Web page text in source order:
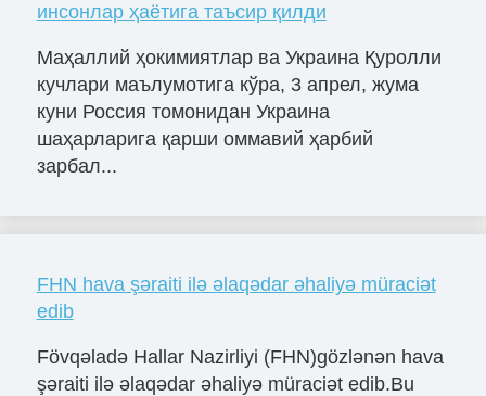
инсонлар ҳаётига таъсир қилди
Маҳаллий ҳокимиятлар ва Украина Қуролли
кучлари маълумотига кўра, 3 апрел, жума
куни Россия томонидан Украина
шаҳарларига қарши оммавий ҳарбий
зарбал...
FHN hava şəraiti ilə əlaqədar əhaliyə müraciət
edib
Fövqəladə Hallar Nazirliyi (FHN)gözlənən hava
şəraiti ilə əlaqədar əhaliyə müraciət edib.Bu